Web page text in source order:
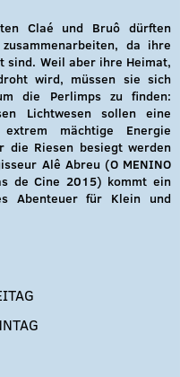
Claé und Bruô dürften
da ihre
sind. Weil aber ihre Heimat,
wird, müssen sie sich
die Perlimps zu finden:
Lichtwesen sollen eine
extrem mächtige Energie
die Riesen besiegt werden
Alê Abreu (O MENINO
de Cine 2015) kommt ein
Abenteuer für Klein und